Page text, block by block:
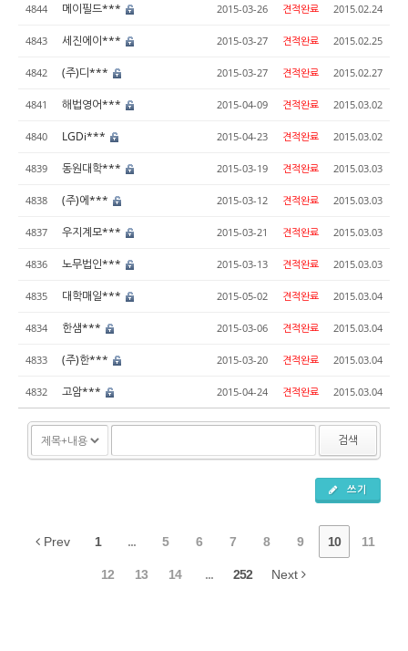
4844 메이필드*** 2015-03-26 견적완료 2015.02.24
4843 세진에이*** 2015-03-27 견적완료 2015.02.25
4842 (주)디*** 2015-03-27 견적완료 2015.02.27
4841 해법영어*** 2015-04-09 견적완료 2015.03.02
4840 LGDi*** 2015-04-23 견적완료 2015.03.02
4839 동원대학*** 2015-03-19 견적완료 2015.03.03
4838 (주)에*** 2015-03-12 견적완료 2015.03.03
4837 우지계모*** 2015-03-21 견적완료 2015.03.03
4836 노무법인*** 2015-03-13 견적완료 2015.03.03
4835 대학매일*** 2015-05-02 견적완료 2015.03.04
4834 한샘*** 2015-03-06 견적완료 2015.03.04
4833 (주)한*** 2015-03-20 견적완료 2015.03.04
4832 고암*** 2015-04-24 견적완료 2015.03.04
검색
쓰기
Prev 1 ... 5 6 7 8 9 10 11
12 13 14 ... 252 Next